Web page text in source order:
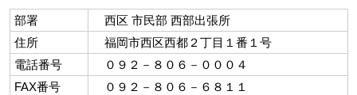
部署
西区 市民部 西部出張所
住所
福岡市西区西都２丁目１番１号
電話番号
０９２－８０６－０００４
FAX番号
０９２－８０６－６８１１